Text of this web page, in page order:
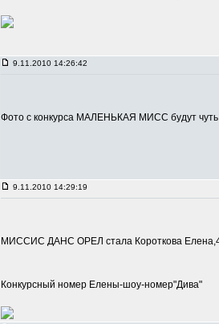
9.11.2010 14:26:42
Фото с конкурса МАЛЕНЬКАЯ МИСС будут
9.11.2010 14:29:19
МИССИС ДАНС ОРЕЛ стала Короткова
Конкурсный номер Елены-шоу-номер"Дива"